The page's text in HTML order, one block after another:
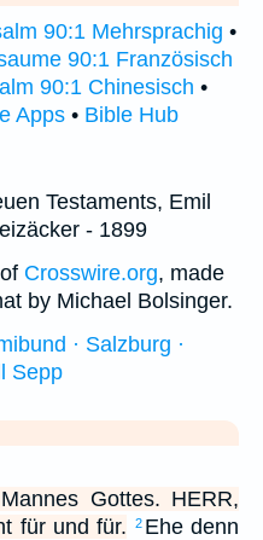
90:1 Mehrsprachig •
90:1 Französisch
90:1 Chinesisch •
Apps • Bible Hub
Testaments, Emil
- 1899
Crosswire.org, made
by Michael Bolsinger.
· Salzburg ·
Sepp
Gottes. HERR,
für und für.
2 Ehe denn